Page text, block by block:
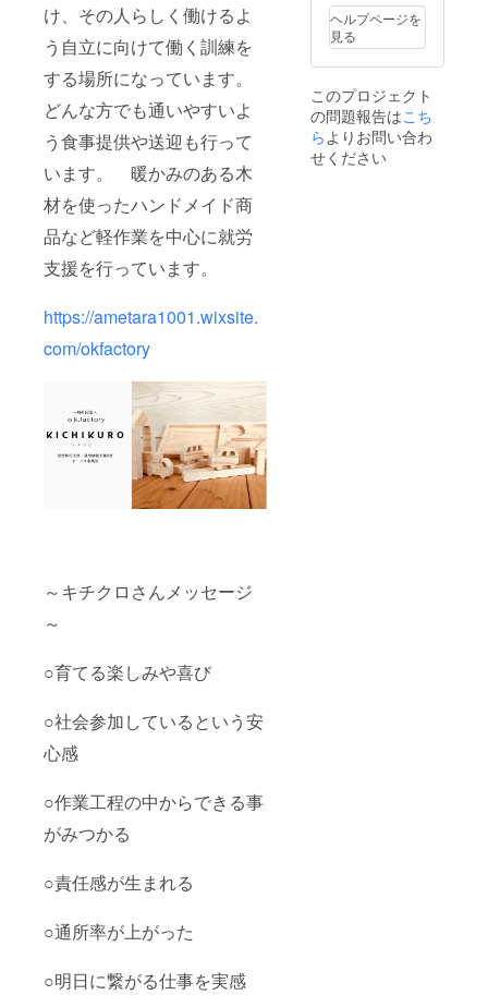
け、その人らしく働けるよ
う自立に向けて働く訓練を
する場所になっています。
どんな方でも通いやすいよ
う食事提供や送迎も行って
います。 暖かみのある木
材を使ったハンドメイド商
品など軽作業を中心に就労
支援を行っています。
https://ametara1001.wixsite.
com/okfactory
～キチクロさんメッセージ
～
○育てる楽しみや喜び
○社会参加しているという安
心感
○作業工程の中からできる事
がみつかる
○責任感が生まれる
○通所率が上がった
○明日に繋がる仕事を実感
が目安
となり
ます 原
産地、
野菜ー
茨城県
神栖
市、椎
茸ー菌
て冷や
してか
ら食べ
てくだ
費期限
もしく
は賞味
期限：
到着後7
ヘルプページを
見る
このプロジェクト
の問題報告はこち
らよりお問い合わ
せください